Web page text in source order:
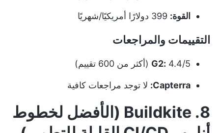
القوة:
التقييمات والمراجعات
G2: 4.4/5 (أكثر من 600 تقييم)
Capterra: لا توجد مراجعات كافية
8. Buildkite (الأفضل لخطوط